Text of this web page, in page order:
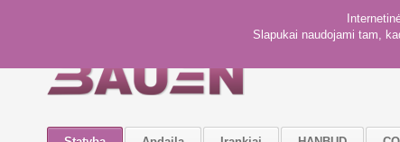
Slapukai naudojami tam,